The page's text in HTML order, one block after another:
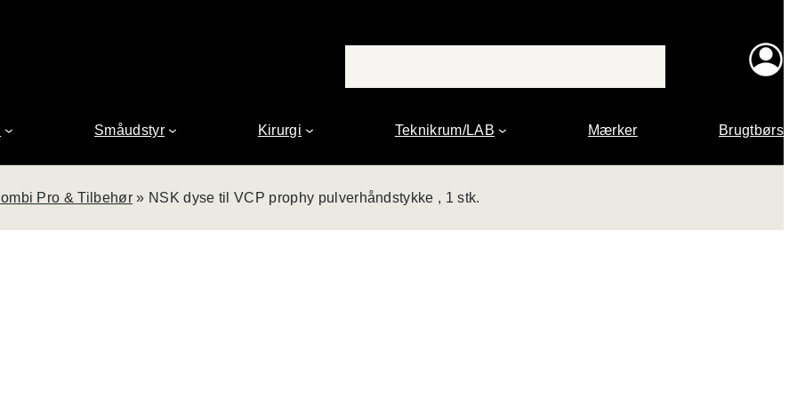
Småudstyr Kirurgi Teknikrum/LAB Mærker Brugtbørs
Pro & Tilbehør» NSK dyse til VCP prophy pulverhåndstykke , 1 stk.